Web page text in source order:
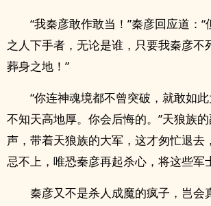
“我秦彦敢作敢当！”秦彦回应道：
之人下手者，无论是谁，只要我秦彦不
葬身之地！”
“你连神魂境都不曾突破，就敢如
不知天高地厚。你会后悔的。”天狼族
声，带着天狼族的大军，这才匆忙退去
忌不上，唯恐秦彦再起杀心，将这些军
秦彦又不是杀人成魔的疯子，岂会